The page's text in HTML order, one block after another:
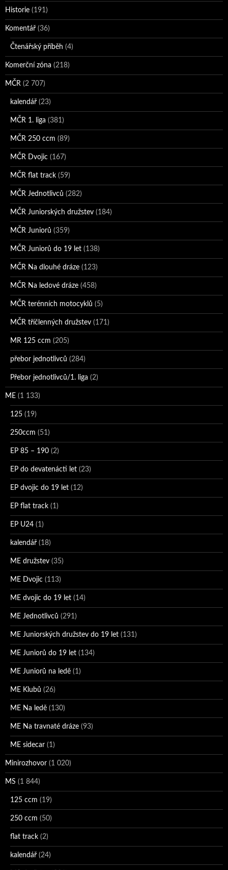
Historie (191)
Komentář (36)
Čtenářský příběh (4)
Komerční zóna (218)
MČR (2 707)
kalendář (23)
MČR 1. liga (381)
MČR 250 ccm (89)
MČR Dvojic (167)
MČR flat track (59)
MČR Jednotlivců (282)
MČR Juniorských družstev (184)
MČR Juniorů (359)
MČR Juniorů do 19 let (138)
MČR Na dlouhé dráze (123)
MČR Na ledové dráze (458)
MČR terénních motocyklů (5)
MČR tříčlenných družstev (171)
MR 125 ccm (205)
přebor jednotlivců (284)
Přebor jednotlivců/1. liga (2)
ME (1 133)
125 (19)
250ccm (51)
EP 85 – 190 (2)
EP do devatenácti let (23)
EP dvojic do 19 let (12)
EP flat track (1)
EP U24 (1)
kalendář (18)
ME družstev (35)
ME Dvojic (113)
ME dvojic do 19 let (14)
ME Jednotlivců (291)
ME Juniorských družstev do 19 let (131)
ME Juniorů do 19 let (134)
ME Juniorů na ledě (1)
ME Klubů (26)
ME Na ledě (130)
ME Na travnaté dráze (93)
ME sidecar (1)
Minirozhovor (1 020)
MS (1 844)
125 ccm (19)
250 ccm (50)
flat track (2)
kalendář (24)